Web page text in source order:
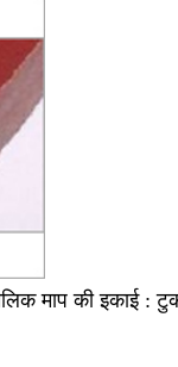
माप की इकाई :